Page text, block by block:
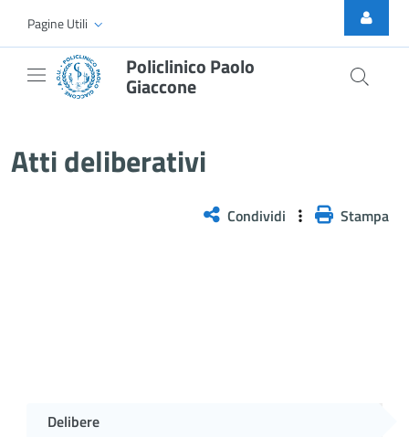
Skip to Main Content
Pagine Utili
Policlinico Paolo
Giaccone
Atti deliberativi
Condividi Stampa
Delibere